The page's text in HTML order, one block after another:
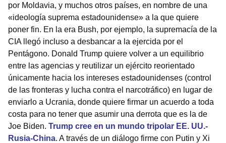
por Moldavia, y muchos otros países, en nombre de una
«ideología suprema estadounidense» a la que quiere
poner fin. En la era Bush, por ejemplo, la supremacía de la
CIA llegó incluso a desbancar a la ejercida por el
Pentágono. Donald Trump quiere volver a un equilibrio
entre las agencias y reutilizar un ejército reorientado
únicamente hacia los intereses estadounidenses (control
de las fronteras y lucha contra el narcotráfico) en lugar de
enviarlo a Ucrania, donde quiere firmar un acuerdo a toda
costa para no tener que asumir una derrota que es la de
Joe Biden. Trump cree en un mundo tripolar EE. UU.-
Rusia-China. A través de un diálogo firme con Putin y Xi